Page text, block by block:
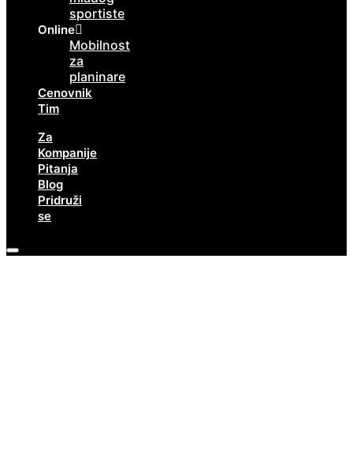
sportiste
Online
Mobilnost
za
planinare
Cenovnik
Tim
Za
Kompanije
Pitanja
Blog
Pridruži
se